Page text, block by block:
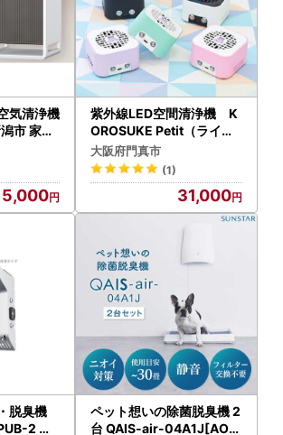
気清浄機
市 家電
紫外線LED空間清浄機 K
OROSUKE Petit（ライト
ラベンダー） 卓上 コンパ
クト 空気清浄機 除菌
大阪府門真市
(1)
31,000
脱臭機
2 空
ペット想いの除菌脱臭機 2
台 QAIS-air-04A1J[AOA